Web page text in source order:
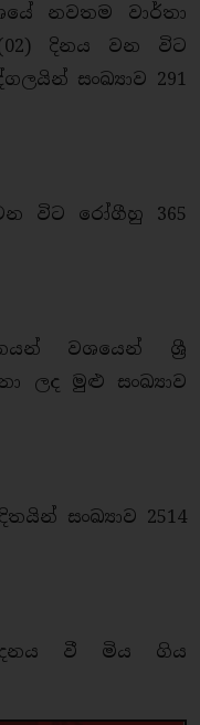
නවතම වාර්තා
දිනය වන විට
සංඛ්‍යාව 291
වන විට රෝගීහු 365
වශයෙන් ශ්‍රී
ලද මුළු සංඛ්‍යාව
සංඛ්‍යාව 2514
වී මිය ගිය